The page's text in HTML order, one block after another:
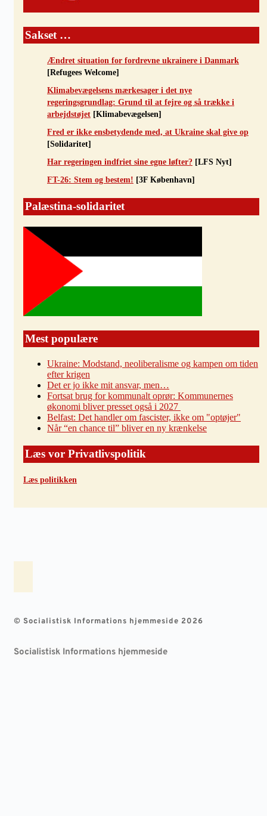
Sakset …
Ændret situation for fordrevne ukrainere i Danmark
[Refugees Welcome]
Klimabevægelsens mærkesager i det nye
regeringsgrundlag: Grund til at fejre og så trække i
arbejdstøjet [Klimabevægelsen]
Fred er ikke ensbetydende med, at Ukraine skal give op
[Solidaritet]
Har regeringen indfriet sine egne løfter? [LFS Nyt]
FT-26: Stem og bestem! [3F København]
Palæstina-solidaritet
Mest populære
Ukraine: Modstand, neoliberalisme og kampen om tiden
efter krigen
Det er jo ikke mit ansvar, men…
Fortsat brug for kommunalt oprør: Kommunernes
økonomi bliver presset også i 2027
Belfast: Det handler om fascister, ikke om "optøjer"
Når “en chance til” bliver en ny krænkelse
Læs vor Privatlivspolitik
Læs politikken
© Socialistisk Informations hjemmeside 2026
Socialistisk Informations hjemmeside